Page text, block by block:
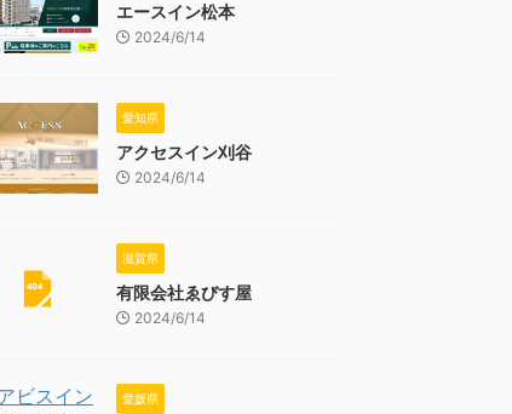
エースイン松本
2024/6/14
愛知県
アクセスイン刈谷
2024/6/14
滋賀県
有限会社ゑびす屋
2024/6/14
愛媛県